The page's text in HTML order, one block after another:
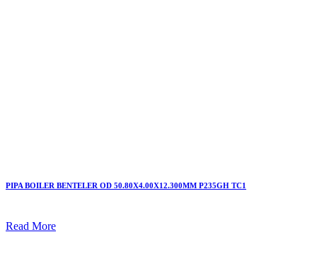
PIPA BOILER BENTELER OD 50.80X4.00X12.300MM P235GH TC1
Read More